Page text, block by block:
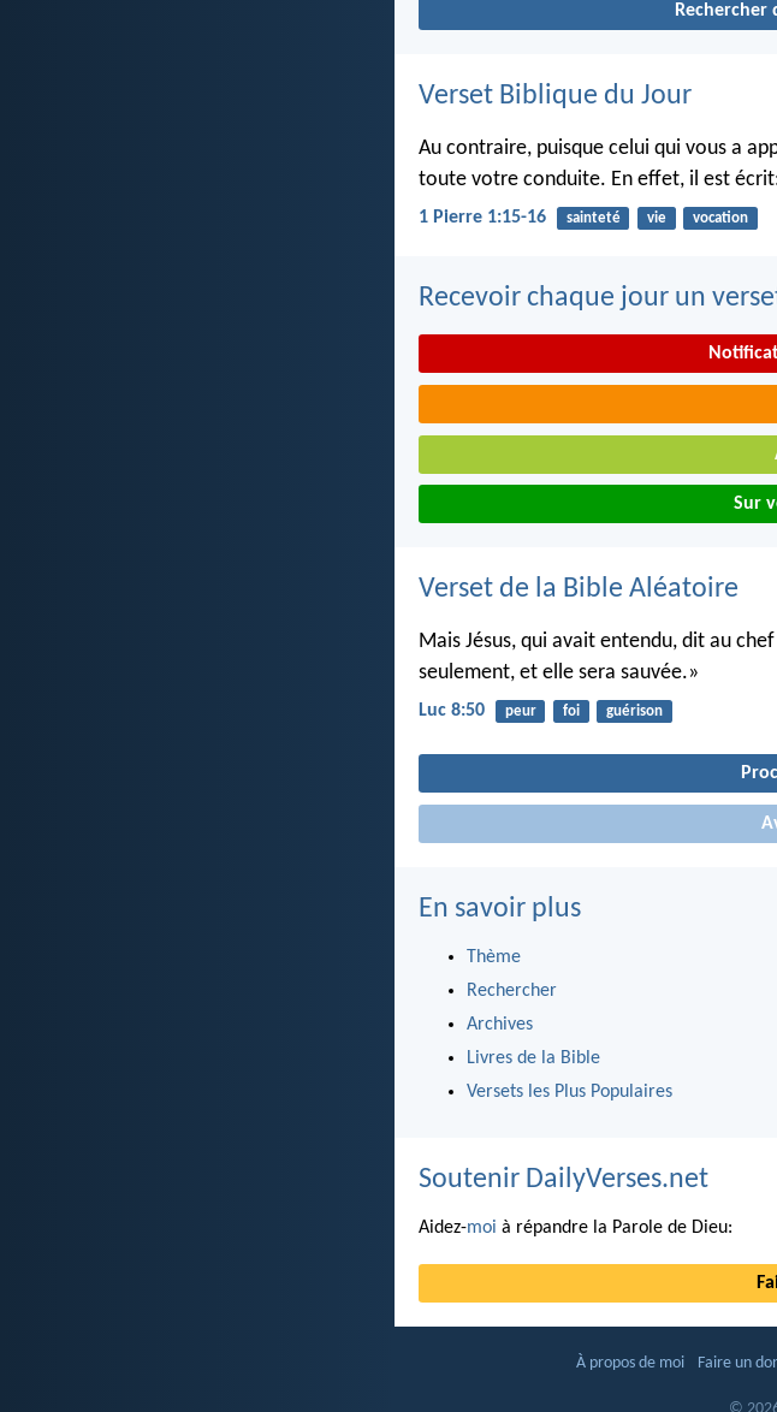
Rechercher
Verset Biblique du Jour
Au contraire, puisque celui qui vous a
toute votre conduite. En effet, il est
1 Pierre 1:15-16 sainteté vie vocation
Recevoir chaque jour un
Sur
Verset de la Bible Aléatoire
Mais Jésus, qui avait entendu, dit au
seulement, et elle sera sauvée.»
Luc 8:50 peur foi guérison
En savoir plus
Thème
Rechercher
Archives
Livres de la Bible
Versets les Plus Populaires
Soutenir DailyVerses.net
Aidez-moi à répandre la Parole de Dieu:
À propos de moi Faire un